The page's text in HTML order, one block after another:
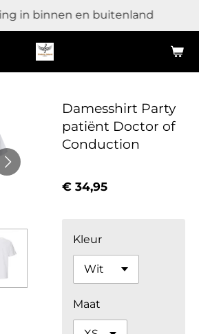
in binnen en buitenland
Damesshirt Party
patiënt Doctor of
Conduction
€ 34,95
Kleur
Maat